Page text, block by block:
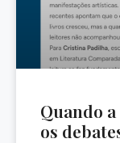
Quando
os